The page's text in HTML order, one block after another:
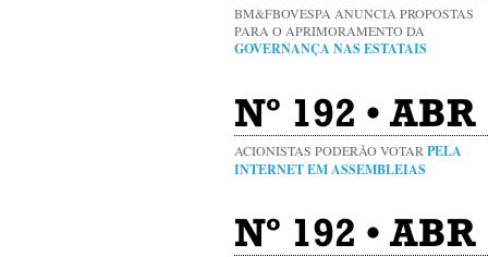
BM&FBOVESPA ANUNCIA PROPOSTAS
PARA O APRIMORAMENTO DA
GOVERNANÇA NAS ESTATAIS
Nº 192 •
ACIONISTAS PODERÃO VOTAR PELA
INTERNET EM ASSEMBLEIAS
Nº 192 •